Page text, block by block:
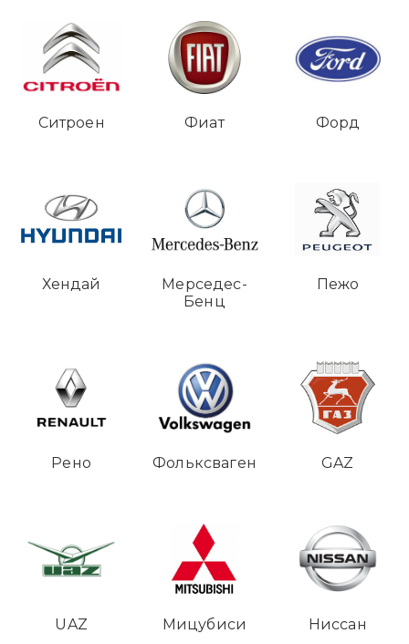
Ситроен Фиат Форд
Хендай
Мерседес-
Бенц
Пежо
Рено Фольксваген GAZ
UAZ Мицубиси Ниссан